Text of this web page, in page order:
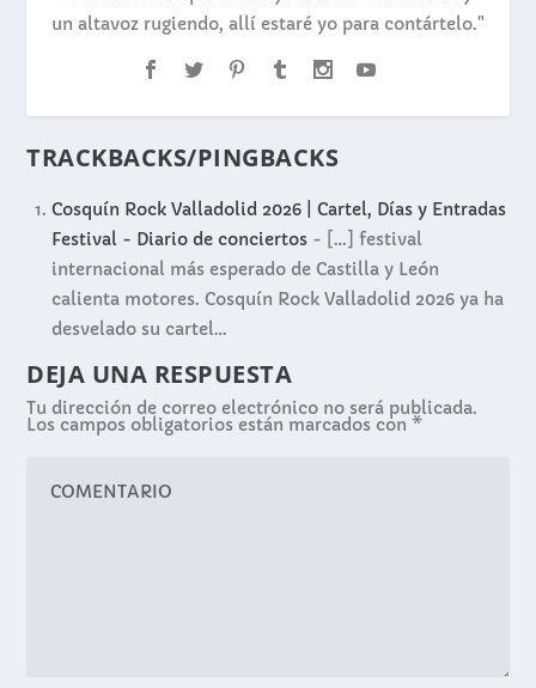
un altavoz rugiendo, allí estaré yo para contártelo."
TRACKBACKS/PINGBACKS
Cosquín Rock Valladolid 2026 | Cartel, Días y Entradas
Festival - Diario de conciertos - […] festival
internacional más esperado de Castilla y León
calienta motores. Cosquín Rock Valladolid 2026 ya ha
desvelado su cartel…
DEJA UNA RESPUESTA
Tu dirección de correo electrónico no será publicada.
Los campos obligatorios están marcados con*